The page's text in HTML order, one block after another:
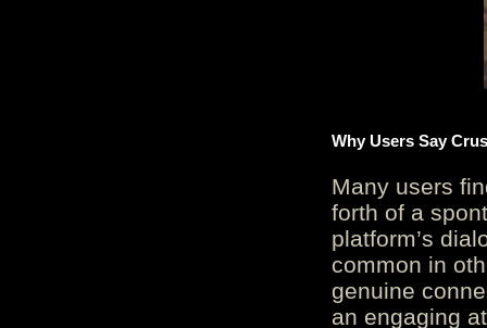
Why Users Say
Many users
forth of a
platform’s
common in
genuine
an engaging